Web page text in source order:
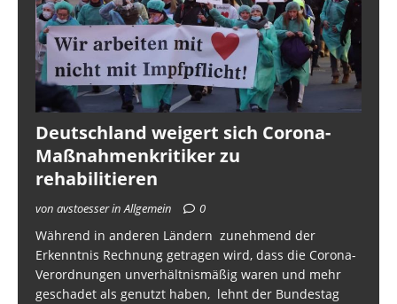
Deutschland weigert sich Corona-
Maßnahmenkritiker zu
rehabilitieren
von avstoesser in Allgemein 0
Während in anderen Ländern zunehmend der
Erkenntnis Rechnung getragen wird, dass die Corona-
Verordnungen unverhältnismäßig waren und mehr
geschadet als genutzt haben, lehnt der Bundestag